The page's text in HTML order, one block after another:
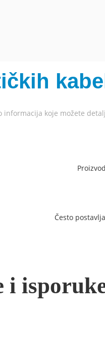
koje možete
Često
i